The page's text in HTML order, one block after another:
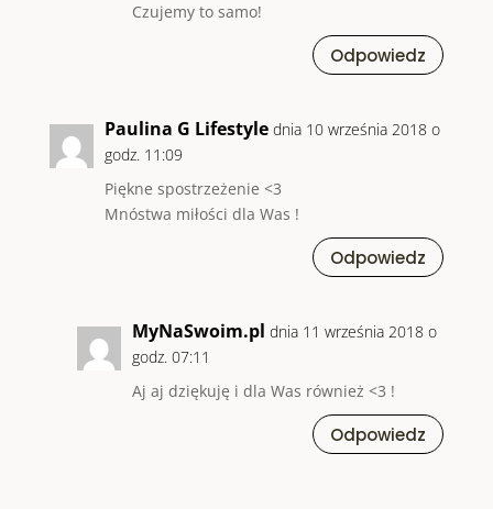
Czujemy to samo!
Odpowiedz
Paulina G Lifestyle dnia 10 września 2018 o
godz. 11:09
Piękne spostrzeżenie <3
Mnóstwa miłości dla Was !
Odpowiedz
MyNaSwoim.pl dnia 11 września 2018 o
godz. 07:11
Aj aj dziękuję i dla Was również <3 !
Odpowiedz